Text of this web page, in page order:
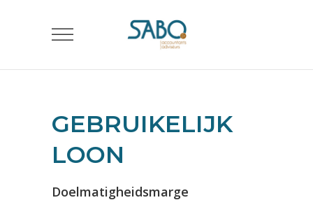
GEBRUIKELIJK
LOON
Doelmatigheidsmarge